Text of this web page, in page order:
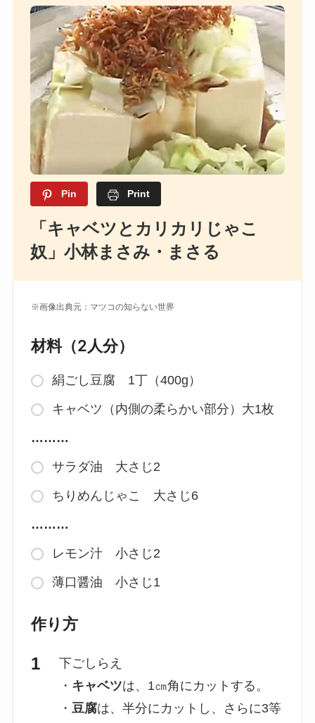
Pin Print
「キャベツとカリカリじゃこ
奴」小林まさみ・まさる
※画像出典元：マツコの知らない世界
材料（2人分）
絹ごし豆腐 1丁（400g）
キャベツ（内側の柔らかい部分）大1枚
………
サラダ油 大さじ2
ちりめんじゃこ 大さじ6
………
レモン汁 小さじ2
薄口醤油 小さじ1
作り方
下ごしらえ
・ キャベツは、1㎝角にカットする。
・ 豆腐は、半分にカットし、さらに3等